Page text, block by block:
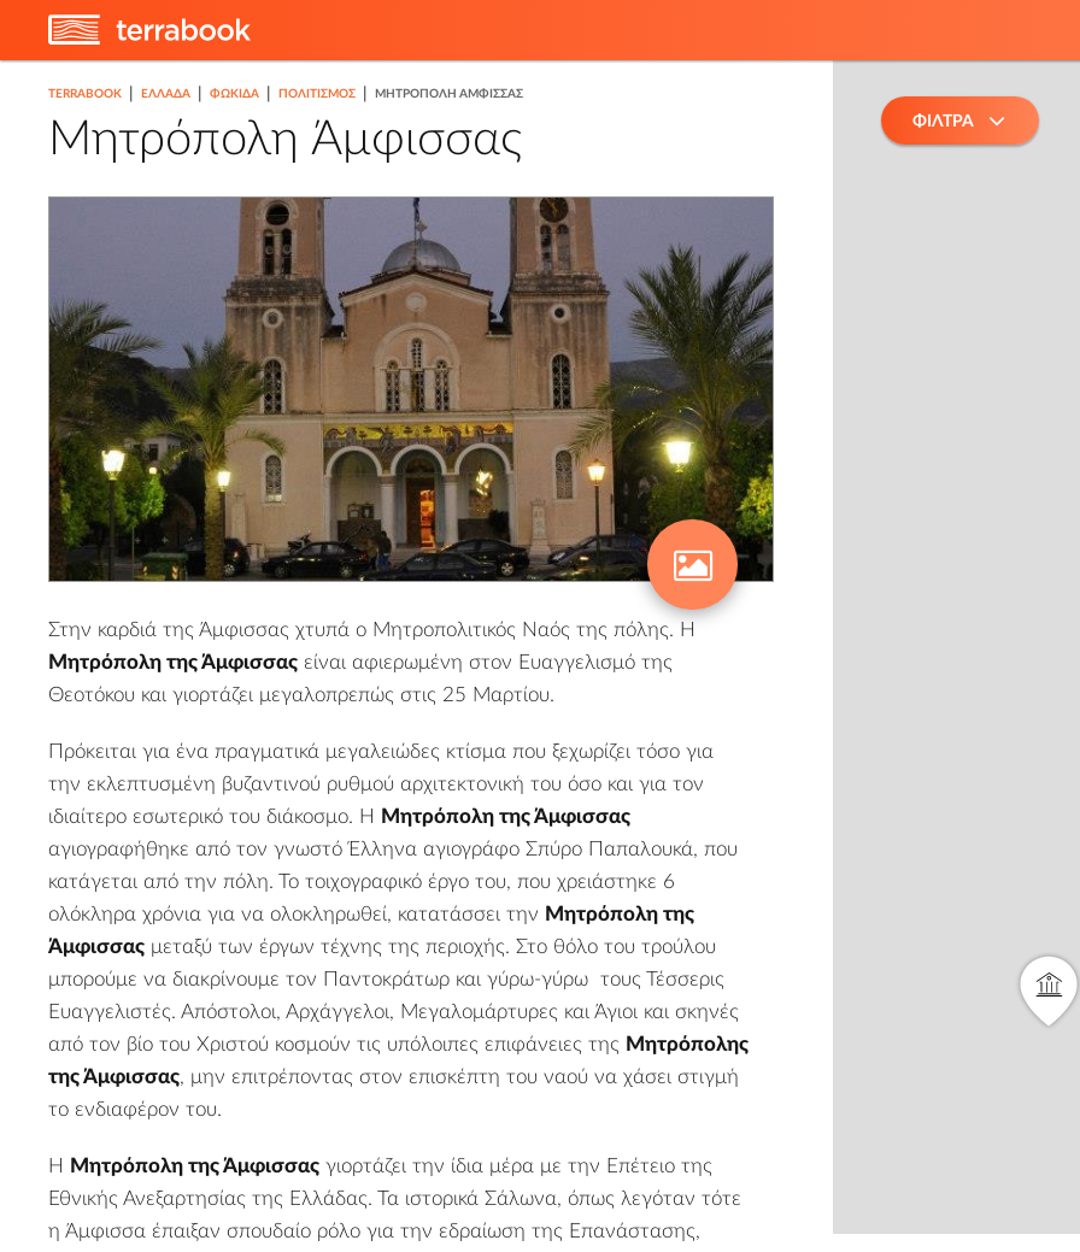
TERRABOOK ΕΛΛΑΔΑ ΦΩΚΊΔΑ ΠΟΛΙΤΙΣΜΌΣ ΜΗΤΡΌΠΟΛΗ ΆΜΦΙΣΣΑΣ
Μητρόπολη Άμφισσας
Στην καρδιά της Άμφισσας χτυπά ο Μητροπολιτικός Ναός της πόλης. Η
Μητρόπολη της Άμφισσας είναι αφιερωμένη στον Ευαγγελισμό της
Θεοτόκου και γιορτάζει μεγαλοπρεπώς στις 25 Μαρτίου.
Πρόκειται για ένα πραγματικά μεγαλειώδες κτίσμα που ξεχωρίζει τόσο για
την εκλεπτυσμένη βυζαντινού ρυθμού αρχιτεκτονική του όσο και για τον
ιδιαίτερο εσωτερικό του διάκοσμο. Η
Μητρόπολη της Άμφισσας
αγιογραφήθηκε από τον γνωστό Έλληνα αγιογράφο Σπύρο Παπαλουκά, που
κατάγεται από την πόλη. Το τοιχογραφικό έργο του, που χρειάστηκε 6
ολόκληρα χρόνια για να ολοκληρωθεί, κατατάσσει την Μητρόπολη της
Άμφισσας μεταξύ των έργων τέχνης της περιοχής. Στο θόλο του τρούλου
μπορούμε να διακρίνουμε τον Παντοκράτωρ και γύρω-γύρω τους Τέσσερις
Ευαγγελιστές. Απόστολοι, Αρχάγγελοι, Μεγαλομάρτυρες και Άγιοι και σκηνές
από τον βίο του Χριστού κοσμούν τις υπόλοιπες επιφάνειες της Μητρόπολης
της Άμφισσας, μην επιτρέποντας στον επισκέπτη του ναού να χάσει στιγμή
το ενδιαφέρον του.
Η Μητρόπολη της Άμφισσας γιορτάζει την ίδια μέρα με την Επέτειο της
Εθνικής Ανεξαρτησίας της Ελλάδας. Τα ιστορικά Σάλωνα, όπως λεγόταν τότε
η Άμφισσα έπαιξαν σπουδαίο ρόλο για την εδραίωση της Επανάστασης,
ΦΙΛΤΡΑ